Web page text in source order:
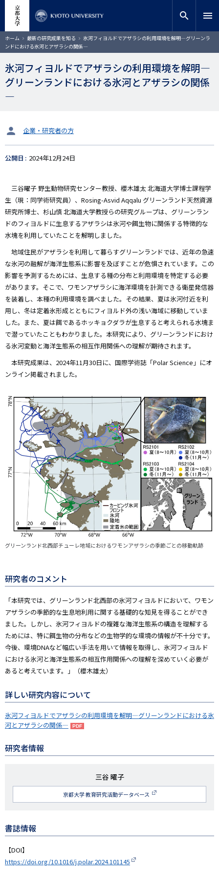
コ
ン
テ
ン
ツ
に
サイト内検索
検索
search menu
ホーム 最新の研究成果を知る
氷河フィヨルドでアザラシの利用環境を解明―グリーンラ
ンドにおける氷河とアザラシの関係―
氷河フィヨルドでアザラシの利用環境を解明―
グリーンランドにおける氷河とアザラシの関係
―
タ
ッ
企業・研究者の方
公開日 2024年12月24日
三谷曜子 野生動物研究センター教授、櫻木雄太 北海道大学博士課程学
生（現：同学術研究員）、Rosing-Asvid Aqqalu グリーンランド天然資源
研究所博士、杉山慎 北海道大学教授らの研究グループは、グリーンラン
ドのフィヨルドに生息するアザラシは氷河や餌生物に関係する特徴的な
水塊を利用していたことを解明しました。
地域住民がアザラシを利用して暮らすグリーンランドでは、近年の急速
な氷河の融解が海洋生態系に影響を及ぼすことが危惧されています。この
影響を予測するためには、生息する種の分布と利用環境を特定する必要
があります。そこで、ワモンアザラシに海洋環境を計測できる衛星発信器
を装着し、本種の利用環境を調べました。その結果、夏は氷河付近を利
用し、冬は定着氷形成とともにフィヨルド外の浅い海域に移動していま
した。また、夏は餌であるホッキョクダラが生息すると考えられる水塊ま
で潜っていたこともわかりました。本研究により、グリーンランドにおけ
る氷河変動と海洋生態系の相互作用関係への理解が期待されます。
本研究成果は、2024年11月30日に、国際学術誌「Polar Science」にオ
ンライン掲載されました。
グリーンランド北西部チューレ地域におけるワモンアザラシの季節ごとの移動軌跡
研究者のコメント
「本研究では、グリーンランド北西部の氷河フィヨルドにおいて、ワモン
アザラシの季節的な生息地利用に関する基礎的な知見を得ることができ
ました。しかし、氷河フィヨルドの複雑な海洋生態系の構造を理解する
ためには、特に餌生物の分布などの生物学的な環境の情報が不十分です。
今後、環境DNAなど幅広い手法を用いて情報を取得し、氷河フィヨルド
における氷河と海洋生態系の相互作用関係への理解を深めていく必要が
あると考えています。」（櫻木雄太）
詳しい研究内容について
氷河フィヨルドでアザラシの利用環境を解明―グリーンランドにおける氷
河とアザラシの関係―
研究者情報
研
究
者
三谷 曜子
京都大学 教育研究活動データベース
書誌情報
【DOI】
https://doi.org/10.1016/j.polar.2024.101145